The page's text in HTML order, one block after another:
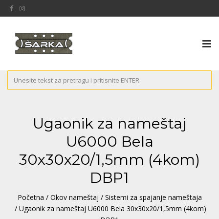
Ugaonik za nameštaj
U6000 Bela
30x30x20/1,5mm (4kom)
DBP1
Početna / Okov nameštaj / Sistemi za spajanje nameštaja
/ Ugaonik za nameštaj U6000 Bela 30x30x20/1,5mm (4kom)